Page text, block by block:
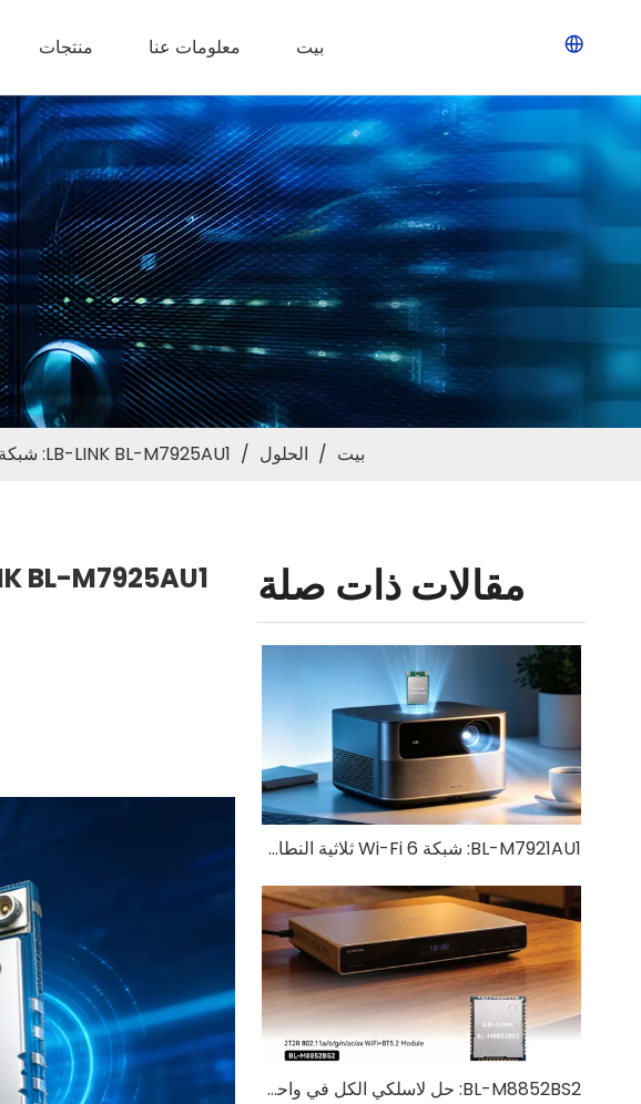
بيت معلومات عنا منتجات
بيت / الحلول / LB-LINK BL-M7925AU1: شبكة WiFi7 ثلاثية الموجات + بلوتوث 5.4 وصلة مزدوجة، إعادة تعريف الاتصال فائق الوضوح لأجهزة التلفزيون الذكية
مقالات ذات صلة
BL-M7921AU1: شبكة Wi-Fi 6 ثلاثية النطاق + وحدة Bluetooth 5.4 USB 3.0 | حل لاسلكي عالي السرعة لإنترنت الأشياء والأجهزة الصناعية
BL-M8852BS2: حل لاسلكي الكل في واحد WiFi 6 + Bluetooth 5.2